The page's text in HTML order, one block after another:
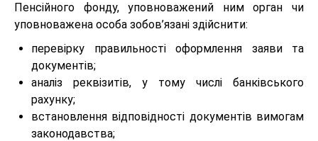
Пенсійного фонду, уповноважений ним орган чи
уповноважена особа зобов’язані здійснити:
перевірку правильності оформлення заяви та
документів;
аналіз реквізитів, у тому числі банківського
рахунку;
встановлення відповідності документів вимогам
законодавства;